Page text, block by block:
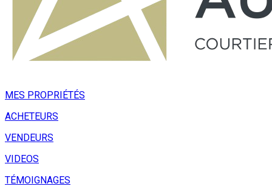
MES PROPRIÉTÉS
ACHETEURS
VENDEURS
VIDEOS
TÉMOIGNAGES